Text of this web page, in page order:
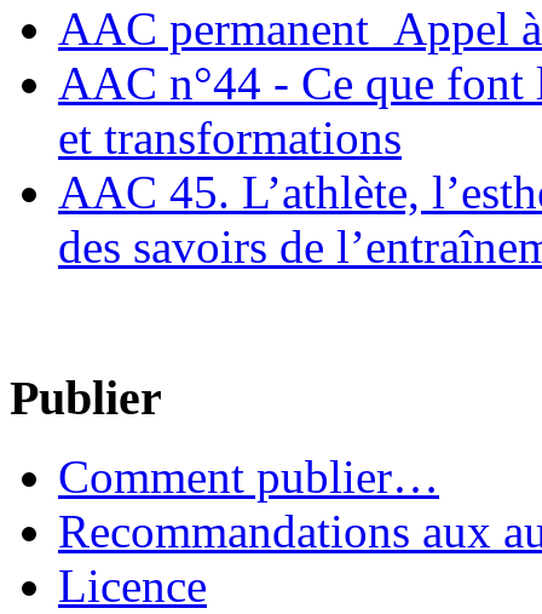
AAC permanent_Appel
AAC n°44 - Ce que font
et transformations
AAC 45. L’athlète,
des savoirs de
Publier
Comment publier…
Recommandations aux
Licence